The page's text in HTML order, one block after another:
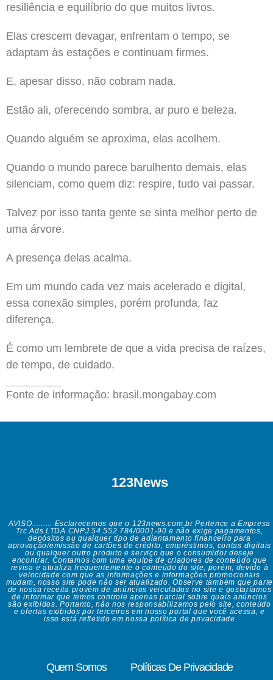
resiliência e equilíbrio do que muitos livros.
Elas crescem devagar, enfrentam o tempo, se
adaptam às estações e continuam firmes.
E, apesar disso, não cobram nada.
Estão ali, oferecendo sombra, ar puro e beleza.
Quando alguém se aproxima, elas acolhem.
Quando o mundo parece barulhento demais, elas
silenciam, como quem diz: respire, tudo vai passar.
Talvez por isso tanta gente se sinta melhor perto de
uma árvore.
A presença delas acalma.
Em um mundo cada vez mais acelerado e digital,
essa conexão simples, porém profunda, faz
diferença.
É como um lembrete de que a vida precisa de raízes,
de tempo, de cuidado.
Fonte de informação: brasil.mongabay.com
123News
AVISO......... Esclarecemos que o 123news.com.br Pertence a Empresa
Trc Ads LTDA CNPJ 54.552.784/0001-90 e não exige pagamentos,
depósitos ou qualquer tipo de adiantamento financeiro para
aprovação/emissão de cartões de crédito, empréstimos, contas digitais
ou qualquer outro produto e serviço que o consumidor deseje
encontrar. Contamos com uma equipe de criadores de conteúdo que
revisa e atualiza frequentemente o conteúdo do site, porém, devido à
velocidade com que as informações e informações promocionais
mudam, nosso site pode não ser atualizado. Observe também que parte
de nossa receita provém de anúncios veiculados no site e gostaríamos
de informar que temos controle apenas parcial sobre quais anúncios
são exibidos. Portanto, não nos responsabilizamos pelo site, conteúdo
e ofertas exibidos por terceiros em nosso portal que você acessa, e
isso está refletido em nossa política de privacidade
Quem Somos Políticas De Privacidade